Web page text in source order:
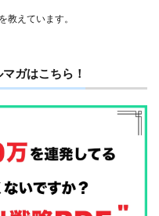
教えています。
ガはこちら！